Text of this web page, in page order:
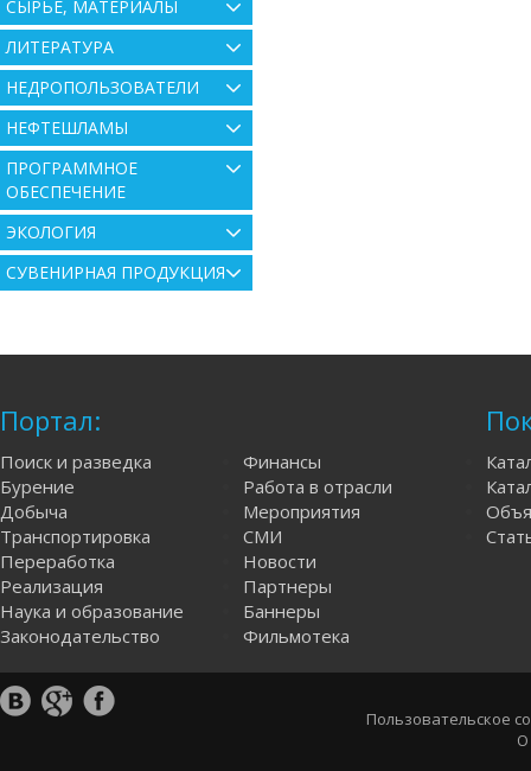
СЫРЬЕ, МАТЕРИАЛЫ
ЛИТЕРАТУРА
НЕДРОПОЛЬЗОВАТЕЛИ
НЕФТЕШЛАМЫ
ПРОГРАММНОЕ
ОБЕСПЕЧЕНИЕ
ЭКОЛОГИЯ
СУВЕНИРНАЯ ПРОДУКЦИЯ
Портал:
Поиск и разведка
Бурение
Добыча
Транспортировка
Переработка
Реализация
Наука и образование
Законодательство
Финансы
Работа в отрасли
Мероприятия
СМИ
Новости
Партнеры
Баннеры
Фильмотека
Пользовательское
О